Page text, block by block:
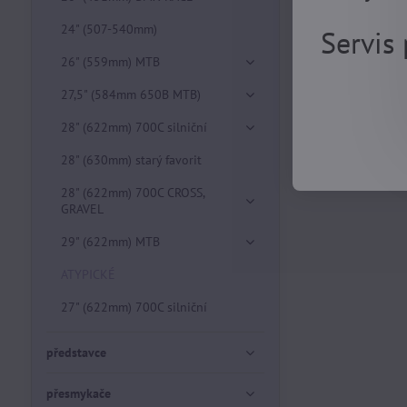
24" (507-540mm)
26" (559mm) MTB
27,5" (584mm 650B MTB)
28" (622mm) 700C silniční
28" (630mm) starý favorit
28" (622mm) 700C CROSS,
GRAVEL
29" (622mm) MTB
27" (622mm) 700C silniční
představce
přesmykače
Servis